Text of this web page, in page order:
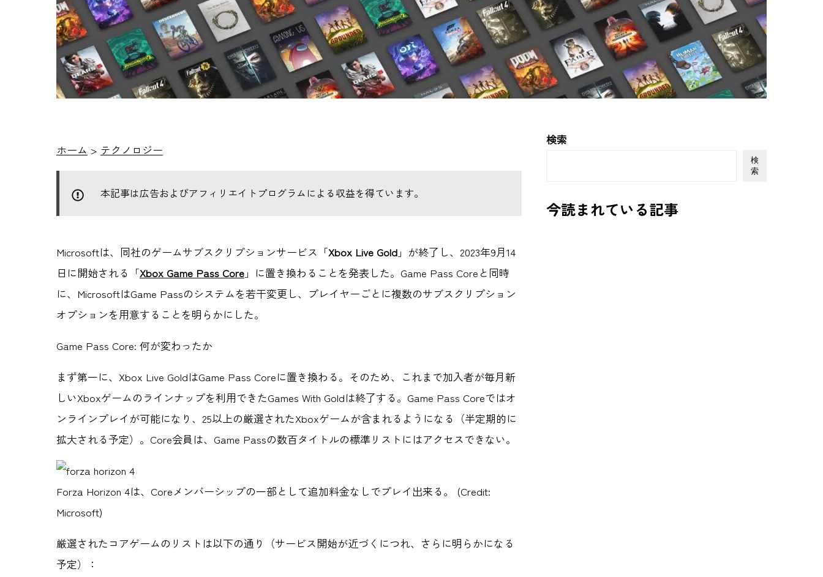
ホーム > テクノロジー
本記事は広告およびアフィリエイトプログラムによる収益を得ています。
Microsoftは、同社のゲームサブスクリプションサービス「Xbox Live Gold 」が終了し、2023年9月14
日に開始される「Xbox Game Pass Core 」に置き換わることを発表した。Game Pass Coreと同時
に、MicrosoftはGame Passのシステムを若干変更し、プレイヤーごとに複数のサブスクリプション
オプションを用意することを明らかにした。
Game Pass Core: 何が変わったか
まず第一に、Xbox Live GoldはGame Pass Coreに置き換わる。そのため、これまで加入者が毎月新
しいXboxゲームのラインナップを利用できたGames With Goldは終了する。Game Pass Coreではオ
ンラインプレイが可能になり、25以上の厳選されたXboxゲームが含まれるようになる（半定期的に
拡大される予定）。Core会員は、Game Passの数百タイトルの標準リストにはアクセスできない。
Forza Horizon 4は、Coreメンバーシップの一部として追加料金なしでプレイ出来る。 (Credit:
Microsoft)
厳選されたコアゲームのリストは以下の通り（サービス開始が近づくにつれ、さらに明らかになる
予定）：
検索
検
索
今読まれている記事